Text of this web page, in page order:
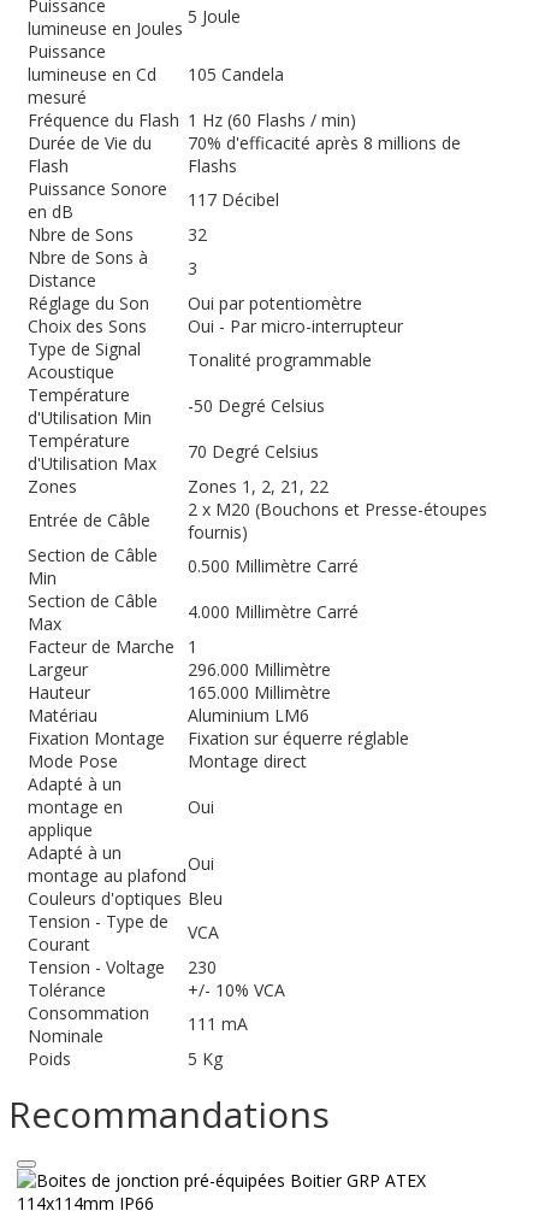
Puissance
lumineuse en Joules
5 Joule
Puissance
lumineuse en Cd
mesuré
105 Candela
Fréquence du Flash 1 Hz (60 Flashs / min)
Durée de Vie du
Flash
70% d'efficacité après 8 millions de
Flashs
Puissance Sonore
en dB
117 Décibel
Nbre de Sons
32
Nbre de Sons à
Distance
3
Réglage du Son
Oui par potentiomètre
Choix des Sons
Oui - Par micro-interrupteur
Type de Signal
Acoustique
Tonalité programmable
Température
d'Utilisation Min
-50 Degré Celsius
Température
d'Utilisation Max
70 Degré Celsius
Zones
Zones 1, 2, 21, 22
Entrée de Câble
2 x M20 (Bouchons et Presse-étoupes
fournis)
Section de Câble
Min
0.500 Millimètre Carré
Section de Câble
Max
4.000 Millimètre Carré
Facteur de Marche
1
Largeur
296.000 Millimètre
Hauteur
165.000 Millimètre
Matériau
Aluminium LM6
Fixation Montage
Fixation sur équerre réglable
Mode Pose
Montage direct
Adapté à un
montage en
applique
Oui
Adapté à un
montage au plafond
Oui
Couleurs d'optiques Bleu
Tension - Type de
Courant
VCA
Tension - Voltage
230
Tolérance
+/- 10% VCA
Consommation
Nominale
111 mA
Poids
5 Kg
Recommandations